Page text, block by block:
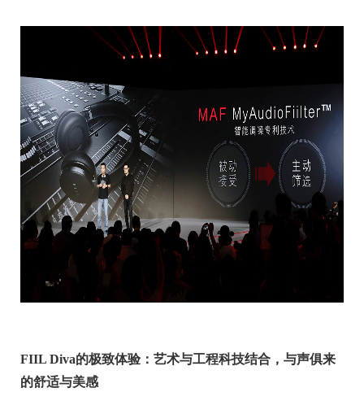
FIIL Diva的极致体验：艺术与工程科技结合，与声俱来
的舒适与美感